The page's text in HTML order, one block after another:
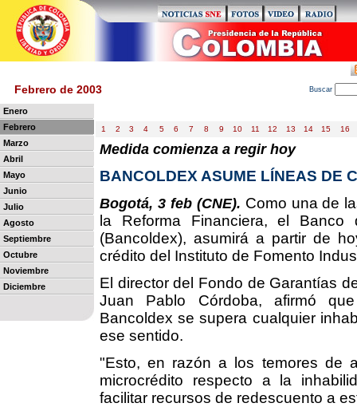
Febrero de 2003 Buscar
Enero
Febrero
Marzo
Abril
Mayo
Junio
Julio
Agosto
Septiembre
Octubre
Noviembre
Diciembre
1 2 3 4 5 6 7 8 9 10 11 12 13 14 15 16
Medida comienza a regir hoy
BANCOLDEX ASUME LÍNEAS DE
Bogotá, 3 feb (CNE). Como una de
la Reforma Financiera, el Banco
(Bancoldex), asumirá a partir de
crédito del Instituto de Fomento
El director del Fondo de Garantías
Juan Pablo Córdoba, afirmó
Bancoldex se supera cualquier
ese sentido.
"Esto, en razón a los temores de
microcrédito respecto a la
facilitar recursos de redescuento a